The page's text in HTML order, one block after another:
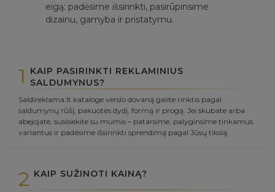
eigą: padėsime išsirinkti, pasirūpinsime
dizainu, gamyba ir pristatymu.
1
KAIP PASIRINKTI REKLAMINIUS
SALDUMYNUS?
Saldireklama.lt kataloge verslo dovaną galite rinktis pagal
saldumynų rūšį, pakuotės dydį, formą ir progą. Jei skubate arba
abejojate, susisiekite su mumis – patarsime, palyginsime tinkamus
variantus ir padėsime išsirinkti sprendimą pagal Jūsų tikslą.
2 KAIP SUŽINOTI KAINĄ?